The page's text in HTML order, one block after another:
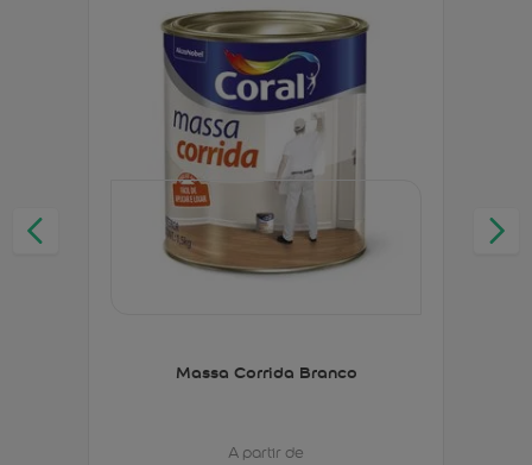
Massa Corrida Branco
A partir de